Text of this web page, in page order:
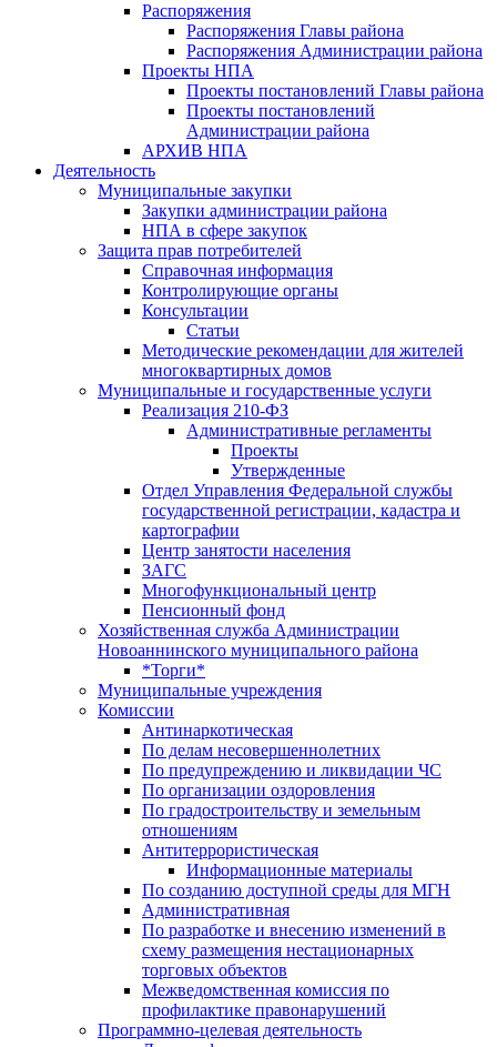
Распоряжения
Распоряжения Главы района
Распоряжения Администрации района
Проекты НПА
Проекты постановлений Главы района
Проекты постановлений
Администрации района
АРХИВ НПА
Деятельность
Муниципальные закупки
Закупки администрации района
НПА в сфере закупок
Защита прав потребителей
Справочная информация
Контролирующие органы
Консультации
Статьи
Методические рекомендации для жителей
многоквартирных домов
Муниципальные и государственные услуги
Реализация 210-ФЗ
Административные регламенты
Проекты
Утвержденные
Отдел Управления Федеральной службы
государственной регистрации, кадастра и
картографии
Центр занятоcти населения
ЗАГС
Многофункциональный центр
Пенсионный фонд
Хозяйственная служба Администрации
Новоаннинского муниципального района
*Торги*
Муниципальные учреждения
Комиссии
Антинаркотическая
По делам несовершеннолетних
По предупреждению и ликвидации ЧС
По организации оздоровления
По градостроительству и земельным
отношениям
Антитеррористическая
Информационные материалы
По созданию доступной среды для МГН
Административная
По разработке и внесению изменений в
схему размещения нестационарных
торговых объектов
Межведомственная комиссия по
профилактике правонарушений
Программно-целевая деятельность